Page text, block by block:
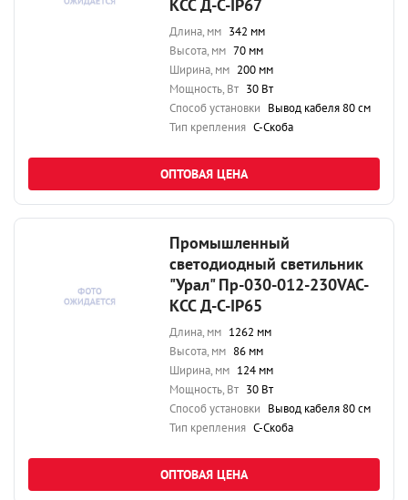
КСС Д-С-IP67
Длина, мм 342 мм
Высота, мм 70 мм
Ширина, мм 200 мм
Мощность, Вт 30 Вт
Способ установки Вывод кабеля 80 см
Тип крепления С-Скоба
ОПТОВАЯ ЦЕНА
Промышленный
светодиодный светильник
"Урал" Пр-030-012-230VAC-
КСС Д-С-IP65
Длина, мм 1262 мм
Высота, мм 86 мм
Ширина, мм 124 мм
Мощность, Вт 30 Вт
Способ установки Вывод кабеля 80 см
Тип крепления С-Скоба
ОПТОВАЯ ЦЕНА